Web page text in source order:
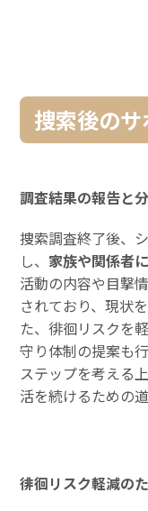
捜索後の
調査結果の報告と
捜索調査終了後、
し、 家族や関係者
活動の内容や目撃
されており、現状
た、徘徊リスクを
守り体制の提案も
ステップを考える
活を続けるための
徘徊リスク軽減の